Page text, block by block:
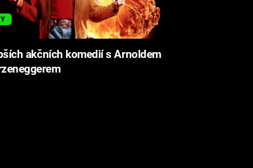
akčních komedií s Arnoldem